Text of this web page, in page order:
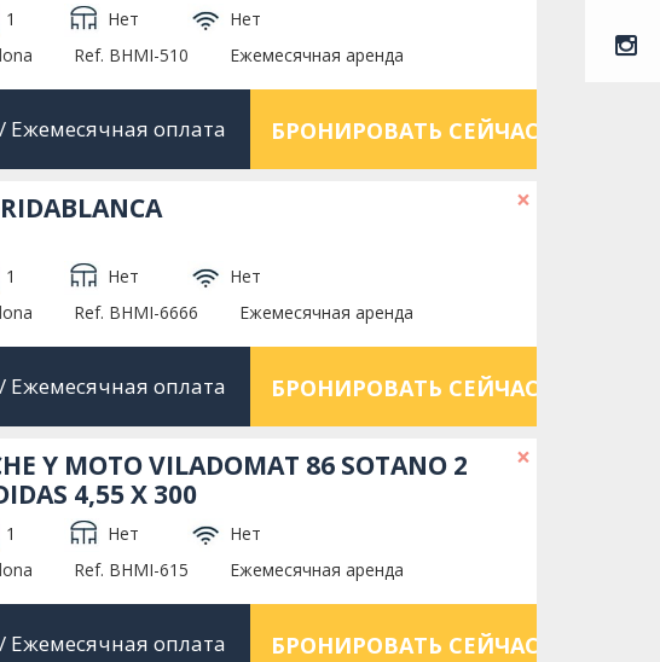
1 Нет
Нет
Ref. BHMI-510 Ежемесячная аренда
Ежемесячная оплата БРОНИРОВАТЬ СЕЙЧАС
×
1 Нет
Нет
Ref. BHMI-6666 Ежемесячная аренда
Ежемесячная оплата БРОНИРОВАТЬ СЕЙЧАС
×
Y MOTO VILADOMAT 86 SOTANO 2
4,55 X 300
1 Нет
Нет
Ref. BHMI-615 Ежемесячная аренда
Ежемесячная оплата БРОНИРОВАТЬ СЕЙЧАС